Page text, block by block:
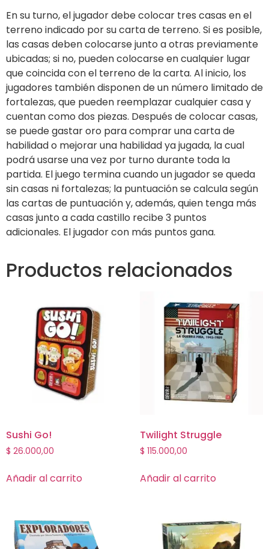
En su turno, el jugador debe colocar tres casas en el
terreno indicado por su carta de terreno. Si es posible,
las casas deben colocarse junto a otras previamente
ubicadas; si no, pueden colocarse en cualquier lugar
que coincida con el terreno de la carta. Al inicio, los
jugadores también disponen de un número limitado de
fortalezas, que pueden reemplazar cualquier casa y
cuentan como dos piezas. Después de colocar casas,
se puede gastar oro para comprar una carta de
habilidad o mejorar una habilidad ya jugada, la cual
podrá usarse una vez por turno durante toda la
partida. El juego termina cuando un jugador se queda
sin casas ni fortalezas; la puntuación se calcula según
las cartas de puntuación y, además, quien tenga más
casas junto a cada castillo recibe 3 puntos
adicionales. El jugador con más puntos gana.
Productos relacionados
Sushi Go!
$ 26.000,00
Añadir al carrito
Twilight Struggle
$ 115.000,00
Añadir al carrito